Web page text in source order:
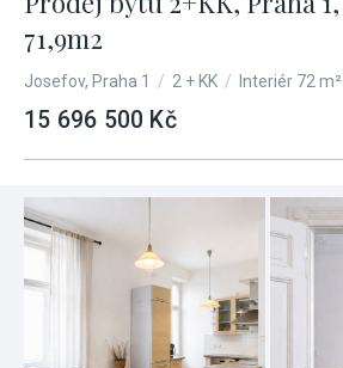
71,9m2
Josefov, Praha 1 / 2 + KK / Interiér 72 m²
15 696 500 Kč